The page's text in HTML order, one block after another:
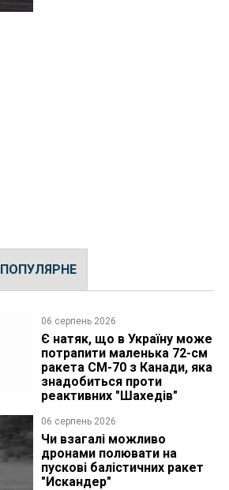
ПОПУЛЯРНЕ
06 серпень 2026
Є натяк, що в Україну може
потрапити маленька 72-см
ракета CM-70 з Канади, яка
знадобиться проти
реактивних "Шахедів"
06 серпень 2026
Чи взагалі можливо
дронами полювати на
пускові балістичних ракет
"Искандер"